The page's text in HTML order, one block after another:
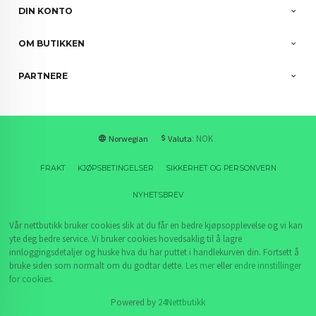
DIN KONTO
OM BUTIKKEN
PARTNERE
Norwegian Valuta: NOK
FRAKT KJØPSBETINGELSER SIKKERHET OG PERSONVERN
NYHETSBREV
Vår nettbutikk bruker cookies slik at du får en bedre kjøpsopplevelse og vi kan
yte deg bedre service. Vi bruker cookies hovedsaklig til å lagre
innloggingsdetaljer og huske hva du har puttet i handlekurven din. Fortsett å
bruke siden som normalt om du godtar dette. Les merellerendre innstillinger
for cookies.
Powered by 24Nettbutikk